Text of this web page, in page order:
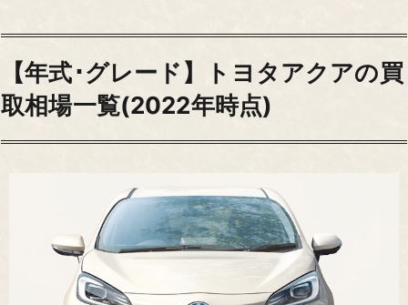
【年式･グレード】トヨタアクアの買
取相場一覧(2022年時点)